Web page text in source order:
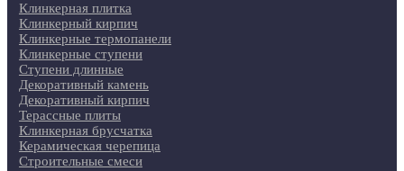
Клинкерная плитка
Клинкерный кирпич
Клинкерные термопанели
Клинкерные ступени
Ступени длинные
Декоративный камень
Декоративный кирпич
Терассные плиты
Клинкерная брусчатка
Керамическая черепица
Строительные смеси